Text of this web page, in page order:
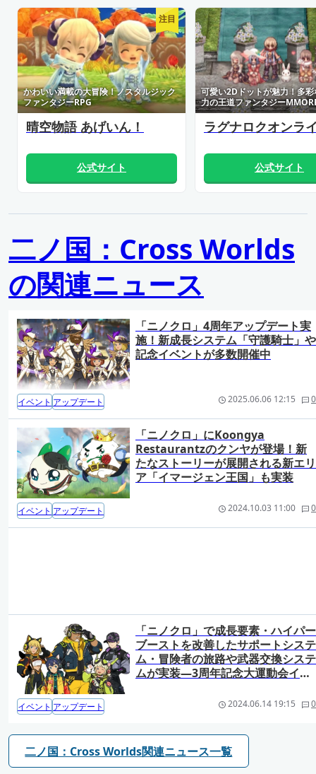
晴空物語 あげいん！
かわいい満載の大冒険！ノスタルジック
ファンタジーRPG
注目
公式サイト
ラグナロクオンラ
可愛い2Dドットが魅力！多
力の王道ファンタジー
公式サイト
二ノ国：Cross Worlds
の関連ニュース
「ニノクロ」4周年アップデート実
施！新成長システム「守護騎士」や
記念イベントが多数開催中
イベント アップデート 2025.06.06 12:15 0
「ニノクロ」にKoongya
Restaurantzのクンヤが登場！新
たなストーリーが展開される新エリ
ア「イマージェン王国」も実装
イベント アップデート 2024.10.03 11:00 0
「ニノクロ」で成長要素・ハイパー
ブーストを改善したサポートシステ
ム・冒険者の旅路や武器交換システ
ムが実装―3周年記念大運動会イベ
イベント アップデート 2024.06.14 19:15 0
二ノ国：Cross Worlds関連ニュース一覧